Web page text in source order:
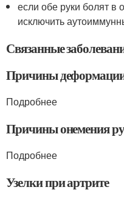
если обе руки болят в
исключить
Связанные
Причины деформации
Подробнее
Причины онемения
Подробнее
Узелки при артрите